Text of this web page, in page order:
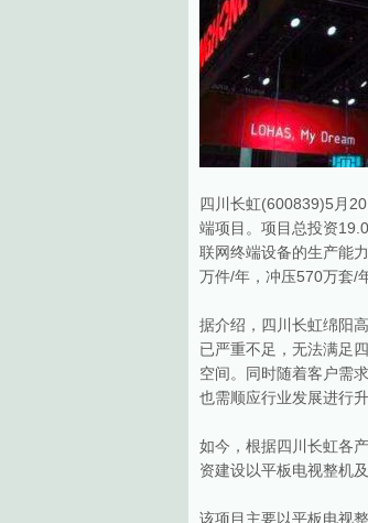
四川长虹(600839)5月
端项目。项目总投资
联网终端设备的生产能
万件/年，冲压570万套/
据介绍，四川长虹绵阳
已严重不足，无法满足
空间。同时随着客户需
也需顺应行业发展进行
如今，根据四川长虹各
资建设以平板电视整机
该项目主要以平板电视